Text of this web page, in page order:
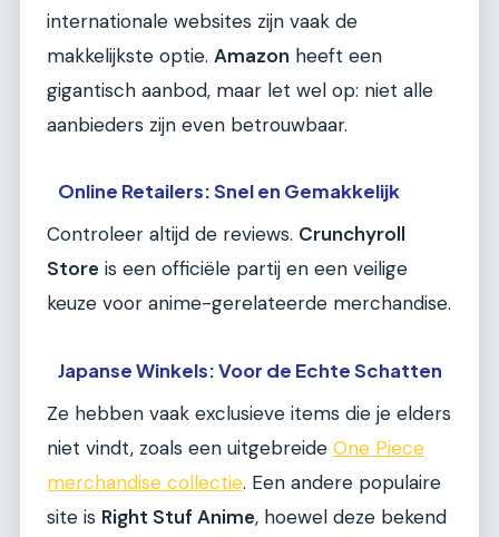
internationale websites zijn vaak de
makkelijkste optie. Amazon heeft een
gigantisch aanbod, maar let wel op: niet alle
aanbieders zijn even betrouwbaar.
Online Retailers: Snel en Gemakkelijk
Controleer altijd de reviews. Crunchyroll
Store is een officiële partij en een veilige
keuze voor anime-gerelateerde merchandise.
Japanse Winkels: Voor de Echte Schatten
Ze hebben vaak exclusieve items die je elders
niet vindt, zoals een uitgebreide One Piece
merchandise collectie. Een andere populaire
site is Right Stuf Anime, hoewel deze bekend